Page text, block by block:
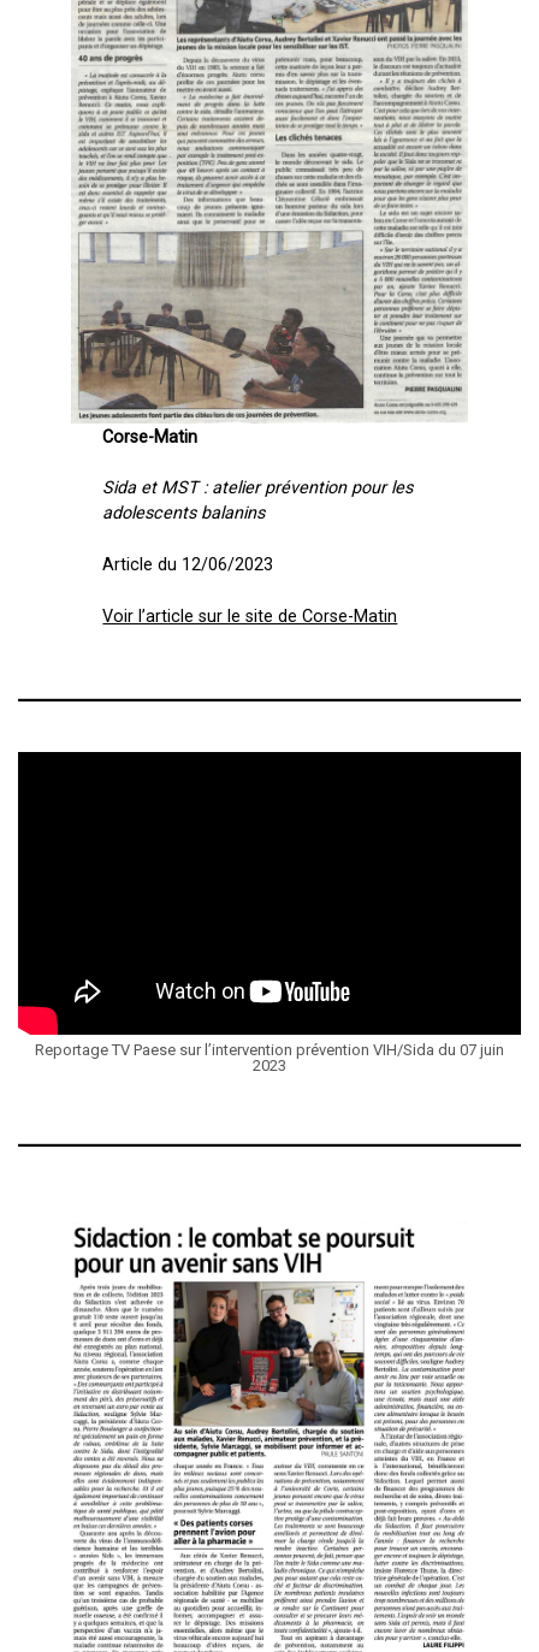
Corse-Matin
Sida et MST : atelier prévention pour les
adolescents balanins
Article du 12/06/2023
Voir l’article sur le site de Corse-Matin
Reportage TV Paese sur l’intervention prévention VIH/Sida du 07 juin
2023